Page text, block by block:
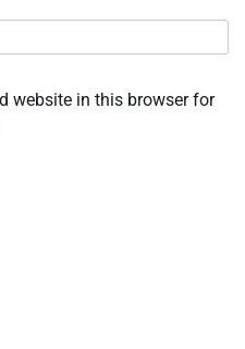
website in this browser for